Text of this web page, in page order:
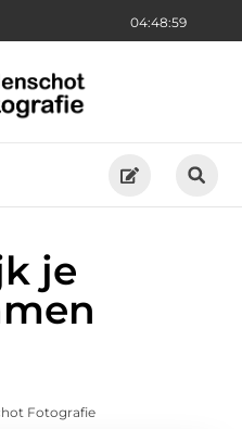
04:49:00
je
Fotografie